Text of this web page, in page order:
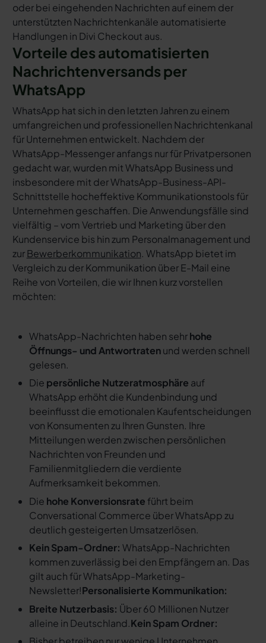
oder bei eingehenden Nachrichten auf einem der
unterstützten Nachrichtenkanäle automatisierte
Handlungen in Divi Checkout aus.
Vorteile des automatisierten
Nachrichtenversands per
WhatsApp
WhatsApp hat sich in den letzten Jahren zu einem
umfangreichen und professionellen Nachrichtenkanal
für Unternehmen entwickelt. Nachdem der
WhatsApp-Messenger anfangs nur für Privatpersonen
gedacht war, wurden mit WhatsApp Business und
insbesondere mit der WhatsApp-Business-API-
Schnittstelle hocheffektive Kommunikationstools für
Unternehmen geschaffen. Die Anwendungsfälle sind
vielfältig – vom Vertrieb und Marketing über den
Kundenservice bis hin zum Personalmanagement und
zurBewerberkommunikation. WhatsApp bietet im
Vergleich zu der Kommunikation über E-Mail eine
Reihe von Vorteilen, die wir Ihnen kurz vorstellen
möchten:
WhatsApp-Nachrichten haben sehrhohe
Öffnungs- und Antwortratenund werden schnell
gelesen.
Die persönliche Nutzeratmosphäre auf
WhatsApp erhöht die Kundenbindung und
beeinflusst die emotionalen Kaufentscheidungen
von Konsumenten zu Ihren Gunsten. Ihre
Mitteilungen werden zwischen persönlichen
Nachrichten von Freunden und
Familienmitgliedern die verdiente
Aufmerksamkeit bekommen.
Die hohe Konversionsrate führt beim
Conversational Commerce über WhatsApp zu
deutlich gesteigerten Umsatzerlösen.
Kein Spam-Ordner: WhatsApp-Nachrichten
kommen zuverlässig bei den Empfängern an. Das
gilt auch für WhatsApp-Marketing-
Newsletter!Personalisierte Kommunikation:
Breite Nutzerbasis: Über 60 Millionen Nutzer
alleine in Deutschland.Kein Spam Ordner: